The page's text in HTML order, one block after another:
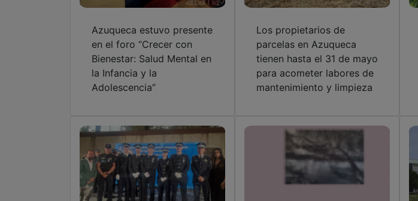
Azuqueca estuvo presente
en el foro “Crecer con
Bienestar: Salud Mental en
la Infancia y la
Adolescencia”
Los propietarios de
parcelas en Azuqueca
tienen hasta el 31 de mayo
para acometer labores de
mantenimiento y limpieza